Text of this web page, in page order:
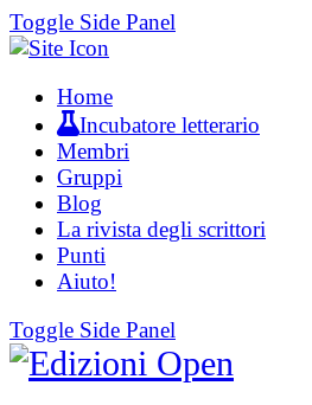
Toggle Side Panel
Home
Incubatore letterario
Membri
Gruppi
Blog
La rivista degli scrittori
Punti
Aiuto!
Toggle Side Panel